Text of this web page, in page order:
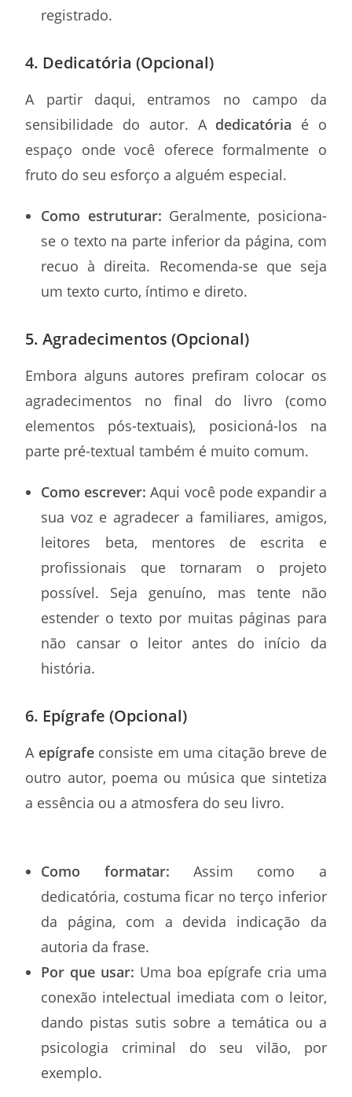
registrado.
4. Dedicatória (Opcional)
A partir daqui, entramos no campo da
sensibilidade do autor. A dedicatória é o
espaço onde você oferece formalmente o
fruto do seu esforço a alguém especial.
Como estruturar: Geralmente, posiciona-
se o texto na parte inferior da página, com
recuo à direita. Recomenda-se que seja
um texto curto, íntimo e direto.
5. Agradecimentos (Opcional)
Embora alguns autores prefiram colocar os
agradecimentos no final do livro (como
elementos pós-textuais), posicioná-los na
parte pré-textual também é muito comum.
Como escrever: Aqui você pode expandir a
sua voz e agradecer a familiares, amigos,
leitores beta, mentores de escrita e
profissionais que tornaram o projeto
possível. Seja genuíno, mas tente não
estender o texto por muitas páginas para
não cansar o leitor antes do início da
história.
6. Epígrafe (Opcional)
A epígrafeconsiste em uma citação breve de
outro autor, poema ou música que sintetiza
a essência ou a atmosfera do seu livro.
Como formatar: Assim como a
dedicatória, costuma ficar no terço inferior
da página, com a devida indicação da
autoria da frase.
Por que usar: Uma boa epígrafe cria uma
conexão intelectual imediata com o leitor,
dando pistas sutis sobre a temática ou a
psicologia criminal do seu vilão, por
exemplo.